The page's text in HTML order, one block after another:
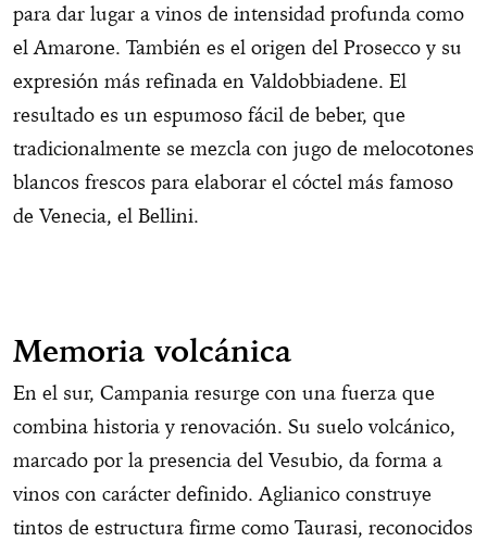
para dar lugar a vinos de intensidad profunda como
el Amarone. También es el origen del Prosecco y su
expresión más refinada en Valdobbiadene. El
resultado es un espumoso fácil de beber, que
tradicionalmente se mezcla con jugo de melocotones
blancos frescos para elaborar el cóctel más famoso
de Venecia, el Bellini.
Memoria volcánica
En el sur, Campania resurge con una fuerza que
combina historia y renovación. Su suelo volcánico,
marcado por la presencia del Vesubio, da forma a
vinos con carácter definido. Aglianico construye
tintos de estructura firme como Taurasi, reconocidos